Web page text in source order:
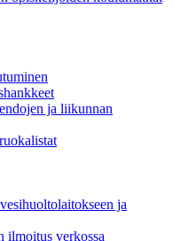
ja liikunnan
ja
ilmoitus verkossa